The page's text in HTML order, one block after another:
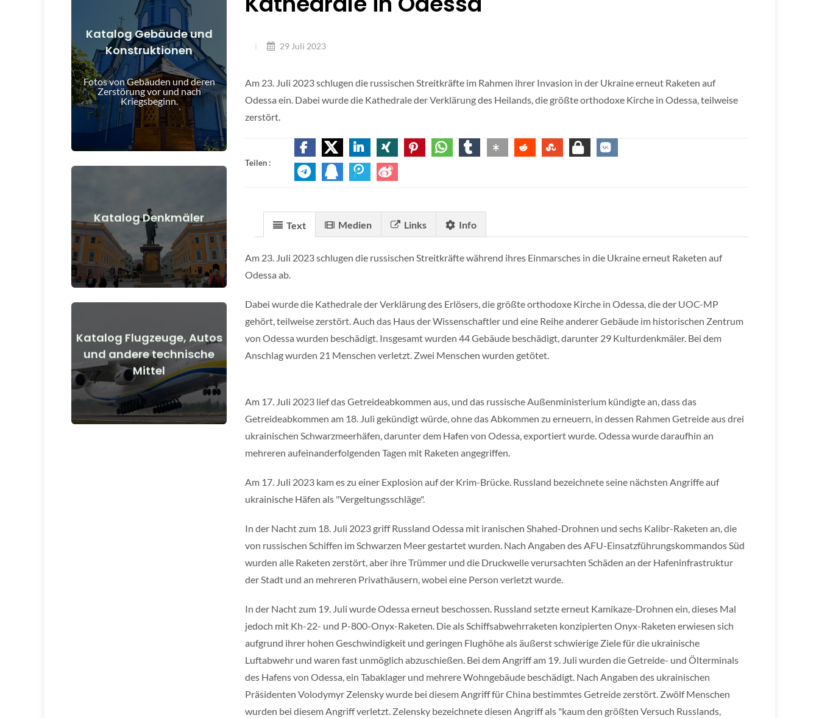
Katalog Gebäude und
Konstruktionen
Fotos von Gebäuden und deren
Zerstörung vor und nach
Kriegsbeginn.
Gebäude, Bauwerke, Objekte vor
und nach Kriegsbeginn
Details anzeigen
Katalog Denkmäler
Denkmäler, Kunstwerke vor und
nach Kriegsbeginn
Details anzeigen
Katalog Flugzeuge, Autos
und andere technische
Mittel
Flugzeuge, Autos, technische Mittel
vor und nach Kriegsbeginn
Details anzeigen
29 Juli 2023
Am 23. Juli 2023 schlugen die russischen Streitkräfte im Rahmen ihrer Invasion in der Ukraine erneut Raketen auf
Odessa ein. Dabei wurde die Kathedrale der Verklärung des Heilands, die größte orthodoxe Kirche in Odessa, teilweise
zerstört.
Teilen :
Text Medien Links Info
Am 23. Juli 2023 schlugen die russischen Streitkräfte während ihres Einmarsches in die Ukraine erneut Raketen auf
Odessa ab.
Dabei wurde die Kathedrale der Verklärung des Erlösers, die größte orthodoxe Kirche in Odessa, die der UOC-MP
gehört, teilweise zerstört. Auch das Haus der Wissenschaftler und eine Reihe anderer Gebäude im historischen Zentrum
von Odessa wurden beschädigt. Insgesamt wurden 44 Gebäude beschädigt, darunter 29 Kulturdenkmäler. Bei dem
Anschlag wurden 21 Menschen verletzt. Zwei Menschen wurden getötet.
Am 17. Juli 2023 lief das Getreideabkommen aus, und das russische Außenministerium kündigte an, dass das
Getreideabkommen am 18. Juli gekündigt würde, ohne das Abkommen zu erneuern, in dessen Rahmen Getreide aus drei
ukrainischen Schwarzmeerhäfen, darunter dem Hafen von Odessa, exportiert wurde. Odessa wurde daraufhin an
mehreren aufeinanderfolgenden Tagen mit Raketen angegriffen.
Am 17. Juli 2023 kam es zu einer Explosion auf der Krim-Brücke. Russland bezeichnete seine nächsten Angriffe auf
ukrainische Häfen als "Vergeltungsschläge".
In der Nacht zum 18. Juli 2023 griff Russland Odessa mit iranischen Shahed-Drohnen und sechs Kalibr-Raketen an, die
von russischen Schiffen im Schwarzen Meer gestartet wurden. Nach Angaben des AFU-Einsatzführungskommandos Süd
wurden alle Raketen zerstört, aber ihre Trümmer und die Druckwelle verursachten Schäden an der Hafeninfrastruktur
der Stadt und an mehreren Privathäusern, wobei eine Person verletzt wurde.
In der Nacht zum 19. Juli wurde Odessa erneut beschossen. Russland setzte erneut Kamikaze-Drohnen ein, dieses Mal
jedoch mit Kh-22- und P-800-Onyx-Raketen. Die als Schiffsabwehrraketen konzipierten Onyx-Raketen erwiesen sich
aufgrund ihrer hohen Geschwindigkeit und geringen Flughöhe als äußerst schwierige Ziele für die ukrainische
Luftabwehr und waren fast unmöglich abzuschießen. Bei dem Angriff am 19. Juli wurden die Getreide- und Ölterminals
des Hafens von Odessa, ein Tabaklager und mehrere Wohngebäude beschädigt. Nach Angaben des ukrainischen
Präsidenten Volodymyr Zelensky wurde bei diesem Angriff für China bestimmtes Getreide zerstört. Zwölf Menschen
wurden bei diesem Angriff verletzt. Zelensky bezeichnete diesen Angriff als "kaum den größten Versuch Russlands,